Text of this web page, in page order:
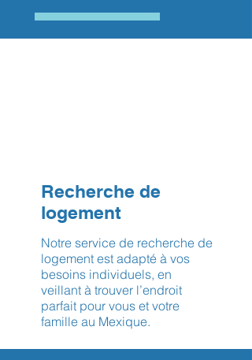
Recherche de
logement
Notre service de recherche de
logement est adapté à vos
besoins individuels, en
veillant à trouver l’endroit
parfait pour vous et votre
famille au Mexique.